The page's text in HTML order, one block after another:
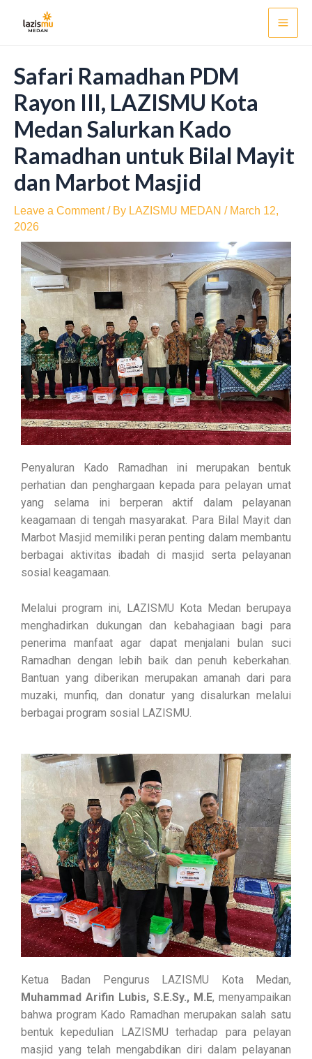
Safari Ramadhan PDM
Rayon III, LAZISMU Kota
Medan Salurkan Kado
Ramadhan untuk Bilal Mayit
dan Marbot Masjid
Leave a Comment / By LAZISMU MEDAN / March 12,
2026
Penyaluran Kado Ramadhan ini merupakan bentuk
perhatian dan penghargaan kepada para pelayan umat
yang selama ini berperan aktif dalam pelayanan
keagamaan di tengah masyarakat. Para Bilal Mayit dan
Marbot Masjid memiliki peran penting dalam membantu
berbagai aktivitas ibadah di masjid serta pelayanan
sosial keagamaan.
Melalui program ini, LAZISMU Kota Medan berupaya
menghadirkan dukungan dan kebahagiaan bagi para
penerima manfaat agar dapat menjalani bulan suci
Ramadhan dengan lebih baik dan penuh keberkahan.
Bantuan yang diberikan merupakan amanah dari para
muzaki, munfiq, dan donatur yang disalurkan melalui
berbagai program sosial LAZISMU.
Ketua Badan Pengurus LAZISMU Kota Medan,
Muhammad Arifin Lubis, S.E.Sy., M.E, menyampaikan
bahwa program Kado Ramadhan merupakan salah satu
bentuk kepedulian LAZISMU terhadap para pelayan
masjid yang telah mengabdikan diri dalam pelayanan
navigation